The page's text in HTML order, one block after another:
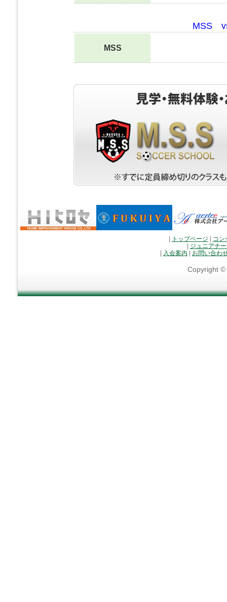
MSS
MSS
トップページ
コン
ジュニアチ
入会案内 お問い合わ
Copyright ©